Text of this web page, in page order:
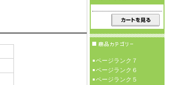
ページランク７
ページランク６
ページランク５